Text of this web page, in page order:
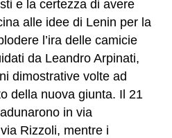
e la certezza di avere
alle idee di Lenin per la
l’ira delle camicie
da Leandro Arpinati,
dimostrative volte ad
della nuova giunta. Il 21
in via
Rizzoli, mentre i